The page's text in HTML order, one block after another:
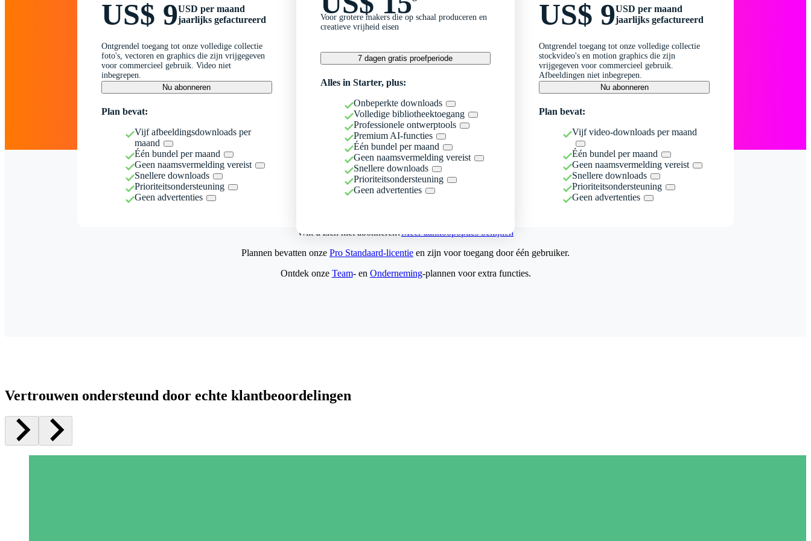
US$ 9USD per maand
jaarlijks gefactureerd
Ontgrendel toegang tot onze volledige collectie
foto's, vectoren en graphics die zijn vrijgegeven
voor commercieel gebruik. Video niet
inbegrepen.
Nu abonneren
Plan bevat:
Vijf afbeeldingsdownloads per
maand
Één bundel per maand
Geen naamsvermelding vereist
Snellere downloads
Prioriteitsondersteuning
Geen advertenties
Voor grotere makers die op schaal produceren en
creatieve vrijheid eisen
7 dagen gratis proefperiode
Alles in Starter, plus:
Onbeperkte downloads
Volledige bibliotheektoegang
Professionele ontwerptools
Premium AI-functies
Één bundel per maand
Geen naamsvermelding vereist
Snellere downloads
Prioriteitsondersteuning
Geen advertenties
US$ 9USD per maand
jaarlijks gefactureerd
Ontgrendel toegang tot onze volledige collectie
stockvideo's en motion graphics die zijn
vrijgegeven voor commercieel gebruik.
Afbeeldingen niet inbegrepen.
Nu abonneren
Plan bevat:
Vijf video-downloads per maand
Één bundel per maand
Geen naamsvermelding vereist
Snellere downloads
Prioriteitsondersteuning
Geen advertenties
Wilt u zich niet abonneren?Meer aankoopopties bekijken
Plannen bevatten onze Pro Standaard-licentie en zijn voor toegang door één gebruiker.
Ontdek onze Team- en Onderneming-plannen voor extra functies.
Vertrouwen ondersteund door echte klantbeoordelingen